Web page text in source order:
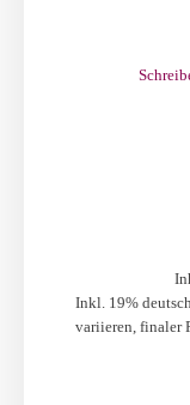
Inkl. 19%
variieren, finaler